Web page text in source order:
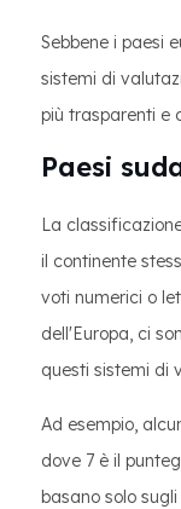
Sebbene i paesi
sistemi di
più trasparenti e
Paesi
La
il continente
voti numerici o
dell'Europa, ci
questi sistemi di
Ad esempio,
dove 7 è il
basano solo